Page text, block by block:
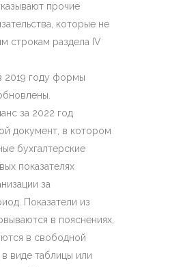
прочие
которые не
строкам раздела IV
2019 году формы
за 2022 год
документ, в котором
бухгалтерские
показателях
за
Показатели из
в пояснениях,
в свободной
виде таблицы или